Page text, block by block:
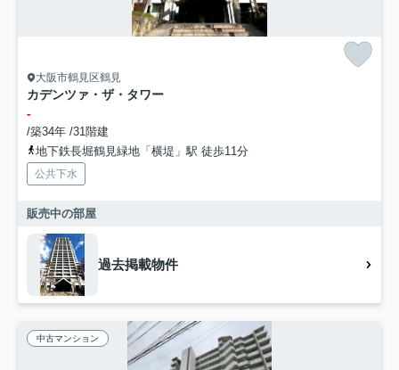
大阪市鶴見区鶴見
カデンツァ・ザ・タワー
-
/築34年 /31階建
地下鉄長堀鶴見緑地「横堤」駅 徒歩11分
公共下水
販売中の部屋
過去掲載物件
中古マンション